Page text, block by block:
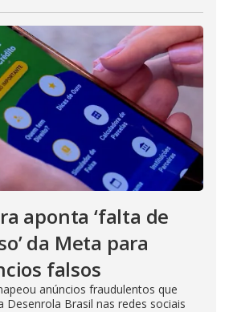
aponta ‘falta de
da Meta para
falsos
anúncios fraudulentos que
Desenrola Brasil nas redes sociais